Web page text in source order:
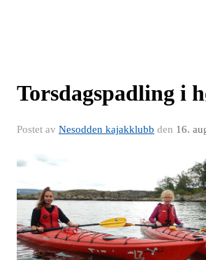
Torsdagspadling i
Postet av Nesodden kajakklubb den 16.